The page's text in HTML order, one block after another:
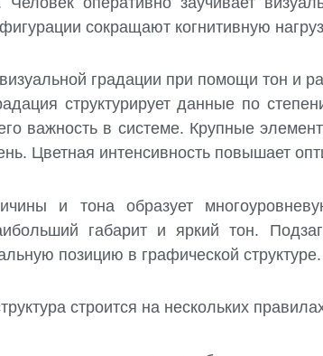
сокращают когнитивную
градации при помощи тон и
структурирует данные по
важность в системе. Крупные
Цветная интенсивность повышает
и тона образует
габарит и яркий тон.
позицию в графической структуре.
строится на нескольких